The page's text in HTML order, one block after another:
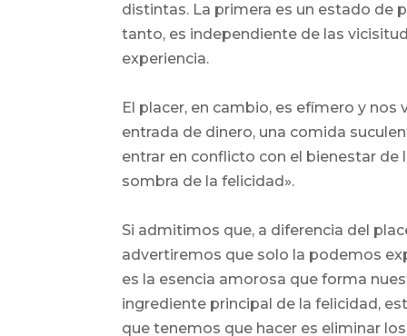
distintas. La primera es un estado de
tanto, es independiente de las
experiencia.
El placer, en cambio, es efímero y
entrada de dinero, una comida
entrar en conflicto con el bienestar de
sombra de la felicidad».
Si admitimos que, a diferencia del
advertiremos que solo la podemos
es la esencia amorosa que forma
ingrediente principal de la felicidad,
que tenemos que hacer es eliminar